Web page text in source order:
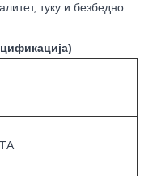
туку и безбедно